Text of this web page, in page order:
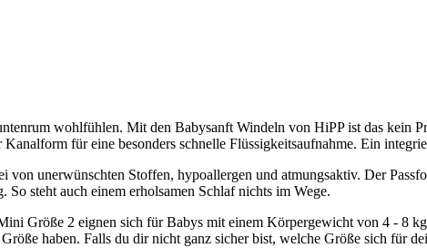
wohlfühlen. Mit den Babysanft Windeln von HiPP ist das kein
für eine besonders schnelle Flüssigkeitsaufnahme. Ein
von unerwünschten Stoffen, hypoallergen und atmungsaktiv. Der
So steht auch einem erholsamen Schlaf nichts im Wege.
Größe 2 eignen sich für Babys mit einem Körpergewicht von 4 - 8
haben. Falls du dir nicht ganz sicher bist, welche Größe sich für